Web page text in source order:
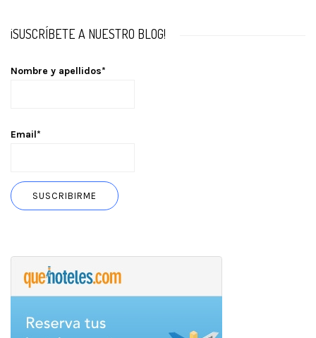
¡SUSCRÍBETE A NUESTRO BLOG!
Nombre y apellidos*
Email*